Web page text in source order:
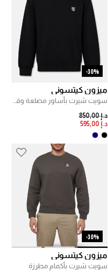
30%-
ميزون كيتسوني
PRICE REDUCED FROM
د.إ 850,00
TO
د.إ 595,00
30%-
ميزون كيتسوني
سويت شيرت بأكمام مطرزة